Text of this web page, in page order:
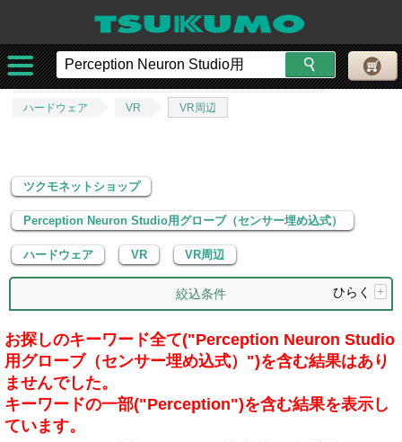
ツクモネットショップ
Perception Neuron Studio用グローブ（センサー埋め込式）
ハードウェア
VR VR周辺
ツクモネットショップ
Perception Neuron Studio用グローブ（センサー埋め込式）
ハードウェア VR VR周辺
絞込条件 ひらく +
お探しのキーワード全て("Perception Neuron Studio
用グローブ（センサー埋め込式）")を含む結果はあり
ませんでした。
キーワードの一部("Perception")を含む結果を表示し
ています。